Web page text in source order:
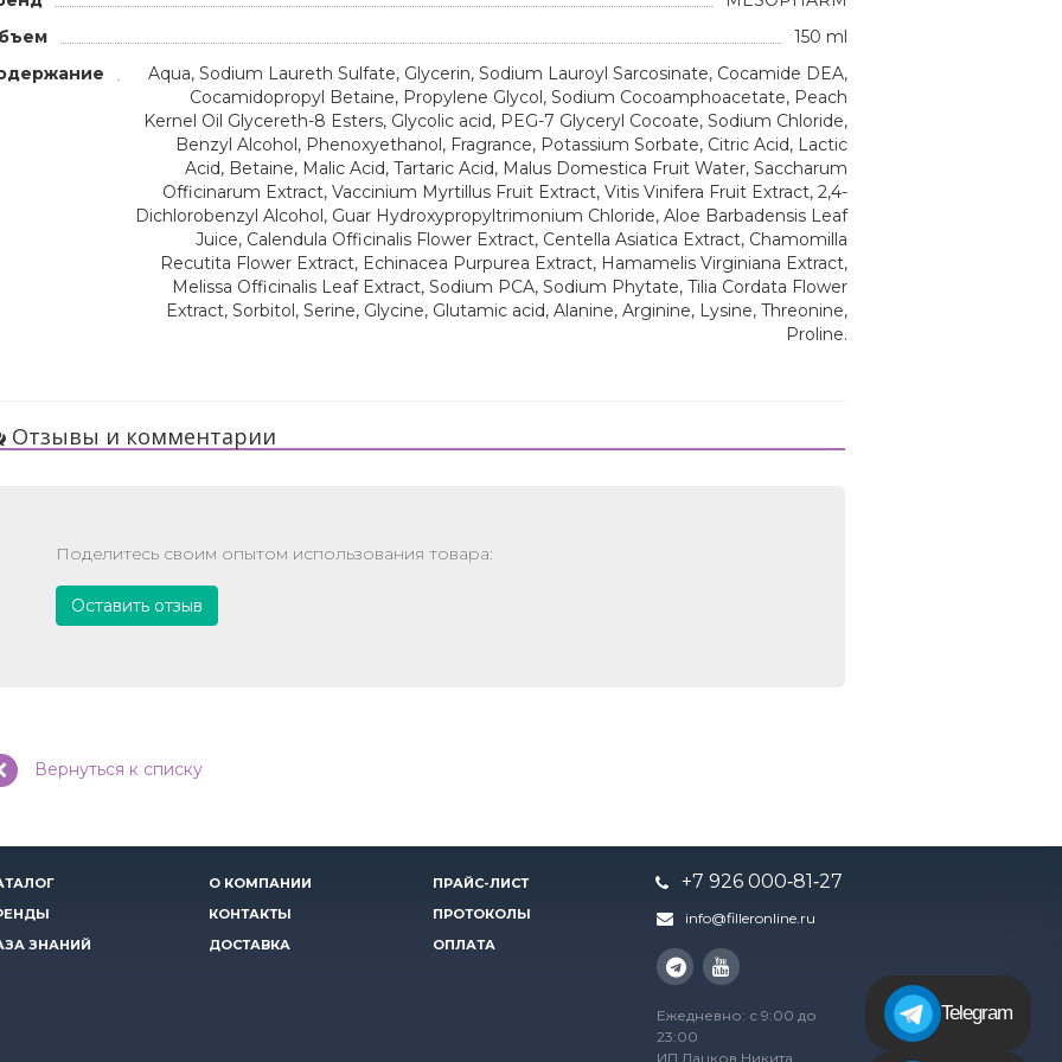
150 ml
Aqua, Sodium Laureth Sulfate, Glycerin, Sodium Lauroyl Sarcosinate, Cocamide DEA,
Cocamidopropyl Betaine, Propylene Glycol, Sodium Cocoamphoacetate, Peach
Kernel Oil Glycereth-8 Esters, Glycolic acid, PEG-7 Glyceryl Cocoate, Sodium Chloride,
Benzyl Alcohol, Phenoxyethanol, Fragrance, Potassium Sorbate, Citric Acid, Lactic
Acid, Betaine, Malic Acid, Tartaric Acid, Malus Domestica Fruit Water, Saccharum
Officinarum Extract, Vaccinium Myrtillus Fruit Extract, Vitis Vinifera Fruit Extract, 2,4-
Dichlorobenzyl Alcohol, Guar Hydroxypropyltrimonium Chloride, Aloe Barbadensis Leaf
Juice, Calendula Officinalis Flower Extract, Centella Asiatica Extract, Chamomilla
Recutita Flower Extract, Echinacea Purpurea Extract, Hamamelis Virginiana Extract,
Melissa Officinalis Leaf Extract, Sodium PCA, Sodium Phytate, Tilia Cordata Flower
Extract, Sorbitol, Serine, Glycine, Glutamic acid, Alanine, Arginine, Lysine, Threonine,
Proline.
Отзывы и комментарии
Поделитесь своим опытом использования товара:
Оставить отзыв
Вернуться к списку
Telegram
О КОМПАНИИ
ПРАЙС-ЛИСТ
КОНТАКТЫ
ПРОТОКОЛЫ
ЗНАНИЙ
ДОСТАВКА ОПЛАТА
+7 926 000‑81‑27
info@filleronline.ru
Ежедневно: с 9:00 до
23:00
ИП Дацков Никита